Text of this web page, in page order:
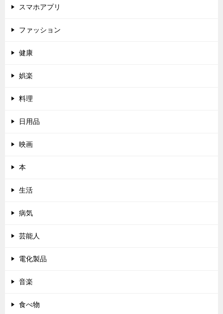
スマホアプリ
ファッション
健康
娯楽
料理
日用品
映画
本
生活
病気
芸能人
電化製品
音楽
食べ物